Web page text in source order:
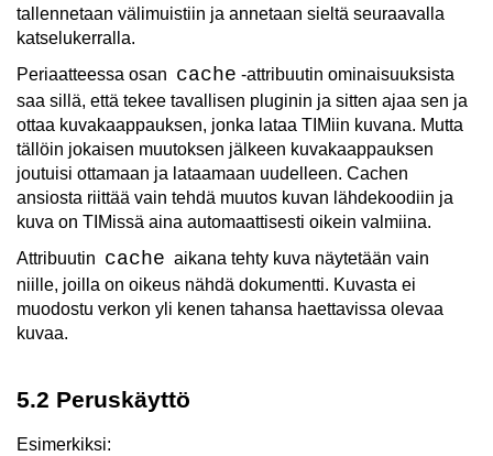
tallennetaan välimuistiin ja annetaan sieltä seuraavalla
katselukerralla.
Periaatteessa osan cache -attribuutin ominaisuuksista
saa sillä, että tekee tavallisen pluginin ja sitten ajaa sen ja
ottaa kuvakaappauksen, jonka lataa TIMiin kuvana. Mutta
tällöin jokaisen muutoksen jälkeen kuvakaappauksen
joutuisi ottamaan ja lataamaan uudelleen. Cachen
ansiosta riittää vain tehdä muutos kuvan lähdekoodiin ja
kuva on TIMissä aina automaattisesti oikein valmiina.
Attribuutin cache aikana tehty kuva näytetään vain
niille, joilla on oikeus nähdä dokumentti. Kuvasta ei
muodostu verkon yli kenen tahansa haettavissa olevaa
kuvaa.
5.2 Peruskäyttö
Esimerkiksi: